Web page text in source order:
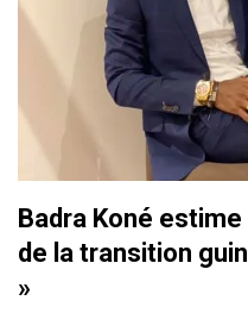
Badra Koné
de la transition
»